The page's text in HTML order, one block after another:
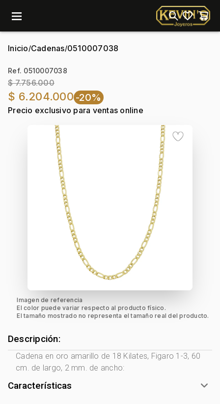
menu
Inicio/Cadenas/0510007038
Ref. 0510007038
$ 7.756.000
$ 6.204.000 -20%
Precio exclusivo para ventas online
Imagen de referencia
El color puede variar respecto al producto físico.
El tamaño mostrado no representa el tamaño real del producto.
Descripción:
Cadena en oro amarillo de 18 Kilates, Figaro 1-3, 60
cm. de largo, 2 mm. de ancho:
Características